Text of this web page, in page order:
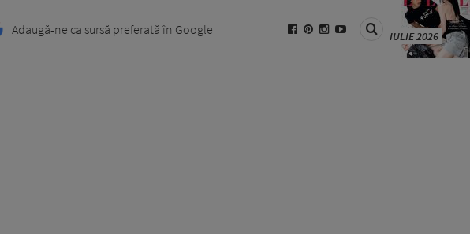
Adaugă-ne ca sursă preferată în Google IULIE 2026